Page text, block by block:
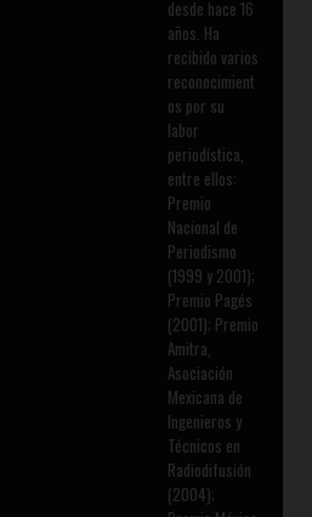
desde hace 16
años. Ha
recibido varios
reconocimient
os por su
labor
periodística,
entre ellos:
Premio
Nacional de
Periodismo
(1999 y 2001);
Premio Pagés
(2001); Premio
Amitra,
Asociación
Mexicana de
Ingenieros y
Técnicos en
Radiodifusión
(2004);